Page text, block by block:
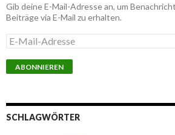
Gib deine E-Mail-Adresse an, um
Beiträge via E-Mail zu erhalten.
E
-
M
a
-
A
SCHLAGWÖRTER